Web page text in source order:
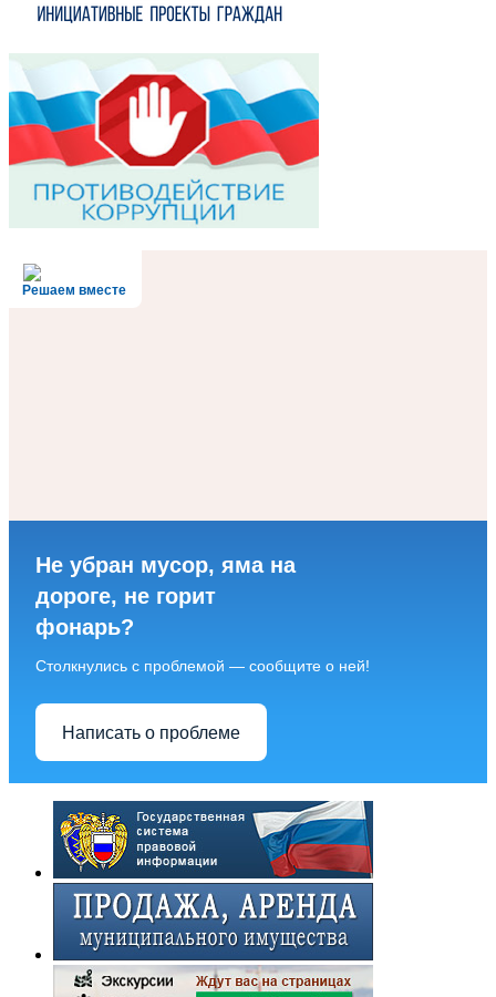
Решаем вместе
Не убран мусор, яма на
дороге, не горит
фонарь?
Столкнулись с проблемой — сообщите о ней!
Написать о проблеме